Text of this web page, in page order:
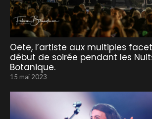
Oete, l’artiste aux multiples
début de soirée pendant les
Botanique.
15 mai 2023